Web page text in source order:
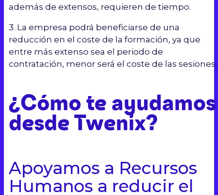
además de extensos, requieren de tiempo.
3. La empresa podrá beneficiarse de una
reducción en el coste de la formación, ya que
entre más extenso sea el periodo de
contratación, menor será el coste de las sesiones.
¿Cómo te ayudamos
desde Twenix?
Apoyamos a Recursos
Humanos a reducir el